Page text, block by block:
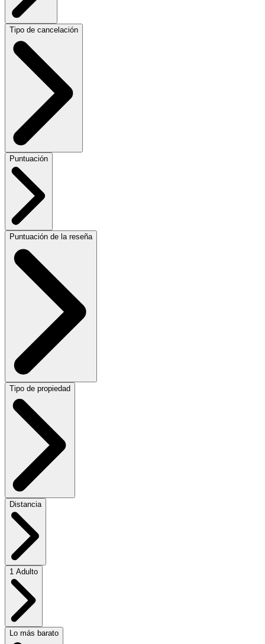
Tipo de cancelación
Puntuación
Puntuación de la reseña
Tipo de propiedad
Distancia
1 Adulto
Lo más barato